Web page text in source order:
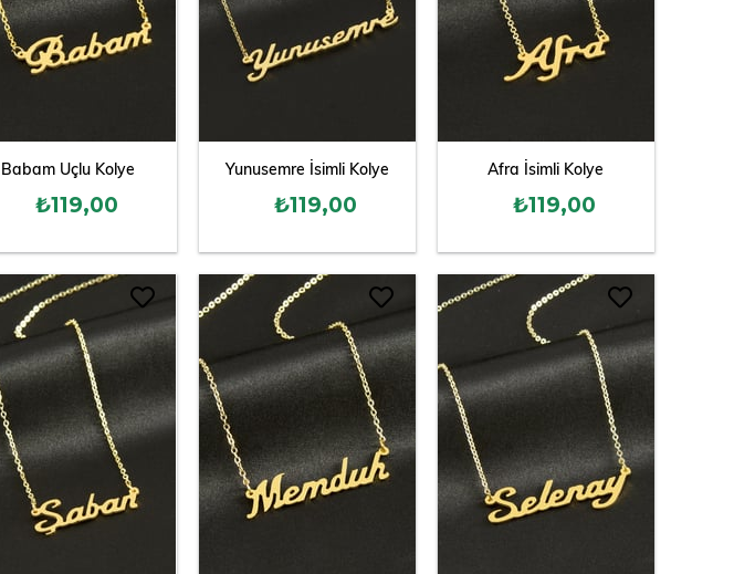
Babam Uçlu Kolye
₺119,00
Yunusemre İsimli Kolye
₺119,00
Afra İsimli Kolye
₺119,00